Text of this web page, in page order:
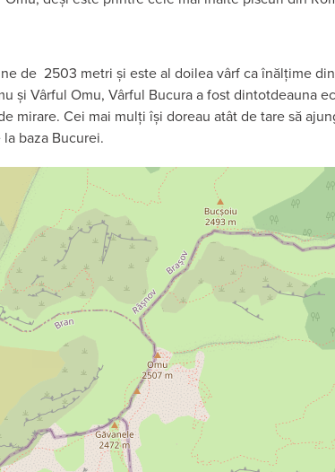
de 2503 metri și este al doilea vârf ca înălțime
și Vârful Omu, Vârful Bucura a fost dintotdeauna
mirare. Cei mai mulți își doreau atât de tare să
baza Bucurei.